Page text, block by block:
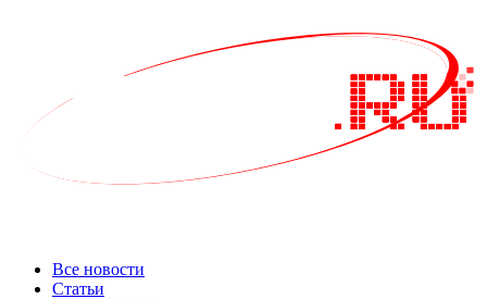
Все новости
Статьи